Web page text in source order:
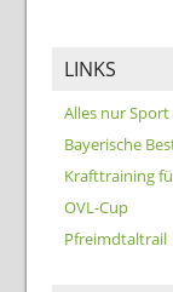
LINKS
Alles nur Sport
Bayerische
Krafttraining
OVL-Cup
Pfreimdtaltrail